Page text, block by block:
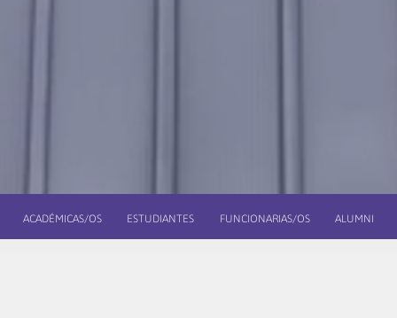
ACADÉMICAS/OS ESTUDIANTES FUNCIONARIAS/OS ALUMNI